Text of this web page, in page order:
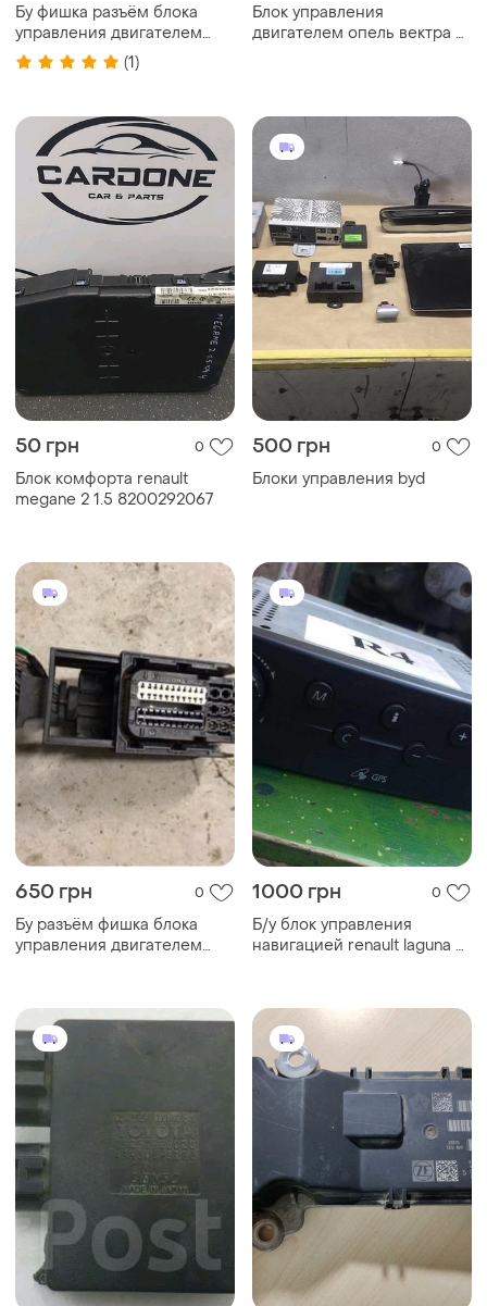
Бу фишка разъём блока
управления двигателем
renault,
(1)
Блок управления
двигателем опель вектра б
50 грн 0
Блок комфорта renault
megane 2 1.5 8200292067
500 грн 0
Блоки управления byd
650 грн 0
Бу разъём фишка блока
управления двигателем
1000 грн 0
Б/у блок управления
навигацией renault laguna 2,